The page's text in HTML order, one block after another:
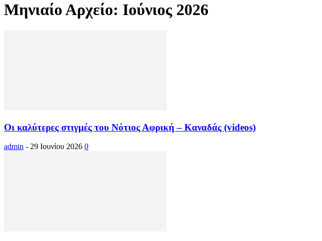
Μηνιαίο Αρχείο: Ιούνιος 2026
Οι καλύτερες στιγμές του Νότιος Αφρική – Καναδάς (videos)
admin - 29 Ιουνίου 2026 0